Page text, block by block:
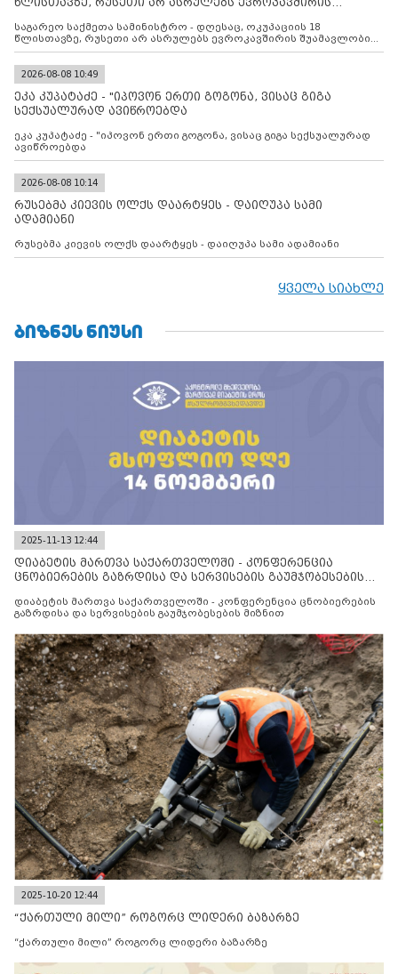
საგარეო საქმეთა სამინისტრო - დღესაც, ოკუპაციის 18
წლისთავზე, რუსეთი არ ასრულებს ევროკავშირის შუამავლობით
დადებულ 2008 წლის 12 აგვისტოს ცეცხლის შეწყვეტის
კონტროლს ოკუპირებულ რეგიონებში, აგრძელებს მათი
მილიტარიზაციის პროცესს და აქტიურად დგამს ნაბიჯებს მათი
ფაქტობრივი ანექსიისკენ
2026-08-08 10:49
ეკა კუპატაძე - "იპოვონ ერთი გოგონა, ვისაც გიგა
სექსუალურად ავიწროებდა
ეკა კუპატაძე - "იპოვონ ერთი გოგონა, ვისაც გიგა სექსუალურად
ავიწროებდა
2026-08-08 10:14
რუსებმა კიევის ოლქს დაარტყეს - დაიღუპა სამი
ადამიანი
რუსებმა კიევის ოლქს დაარტყეს - დაიღუპა სამი ადამიანი
ყველა სიახლე
ᲑᲘᲖᲜᲔᲡ ᲜᲘᲣᲡᲘ
2025-11-13 12:44
დიაბეტის მართვა საქართველოში - კონფერენცია
ცნობიერების გაზრდისა და სერვისების გაუმჯობესების
დიაბეტის მართვა საქართველოში - კონფერენცია ცნობიერების
გაზრდისა და სერვისების გაუმჯობესების მიზნით
2025-10-20 12:44
“ქართული მილი” როგორც ლიდერი ბაზარზე
“ქართული მილი” როგორც ლიდერი ბაზარზე